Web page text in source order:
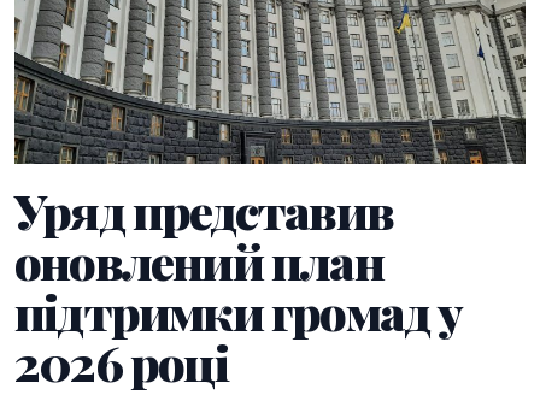
Уряд представив
оновлений план
підтримки громад у
2026 році